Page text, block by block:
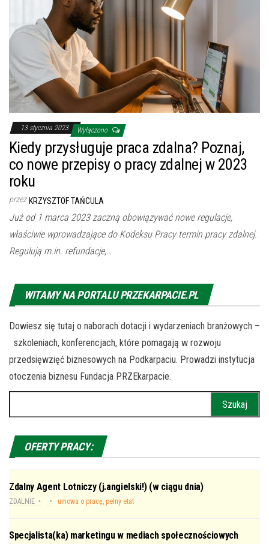
13 stycznia 2023 Wyłączono
Kiedy przysługuje praca zdalna? Poznaj,
co nowe przepisy o pracy zdalnej w 2023
roku
przez KRZYSZTOF TAŃCULA
Już od 1 marca 2023 zaczną obowiązywać nowe regulacje,
właściwie wprowadzające do Kodeksu Pracy termin pracy zdalnej.
Regulują m.in. refundacje,…
WITAMY NA PORTALU PRZEKARPACIE.PL
Dowiesz się tutaj o naborach dotacji i wydarzeniach branżowych –
szkoleniach, konferencjach, które pomagają w rozwoju
przedsięwzięć biznesowych na Podkarpaciu. Prowadzi instytucja
otoczenia biznesu Fundacja PRZEkarpacie.
OFERTY PRACY:
Zdalny Agent Lotniczy (j.angielski!) (w ciągu dnia)
ZDALNIE umowa o pracę, pełny etat
Specjalista(ka) marketingu w mediach społecznościowych